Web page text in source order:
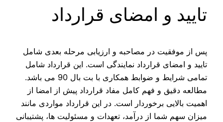
تایید و امضای قرارداد
پس از موفقیت در مصاحبه و ارزیابی مرحله بعدی شامل
تایید و امضای قرارداد نمایندگی است. این قرارداد شامل
تمامی شرایط و ضوابط همکاری با بت بال 90 می‌ باشد.
مطالعه دقیق و فهم کامل مفاد قرارداد پیش از امضا از
اهمیت بالایی برخوردار است. در این قرارداد مواردی مانند
میزان سهم شما از درآمد، تعهدات و مسئولیت‌ ها، پشتیبانی